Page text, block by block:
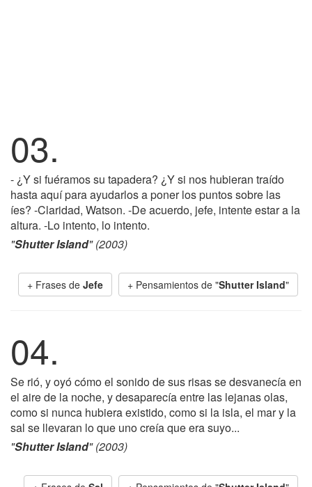
03.
- ¿Y si fuéramos su tapadera? ¿Y si nos hubieran traído
hasta aquí para ayudarlos a poner los puntos sobre las
íes? -Claridad, Watson. -De acuerdo, jefe, intente estar a la
altura. -Lo intento, lo intento.
"Shutter Island" (2003)
+ Frases de Jefe + Pensamientos de "Shutter Island"
04.
Se rió, y oyó cómo el sonido de sus risas se desvanecía en
el aire de la noche, y desaparecía entre las lejanas olas,
como si nunca hubiera existido, como si la isla, el mar y la
sal se llevaran lo que uno creía que era suyo...
"Shutter Island" (2003)